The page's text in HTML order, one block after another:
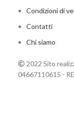
Condizioni di
Contatti
Chi siamo
2022 Sito
04667110615 -